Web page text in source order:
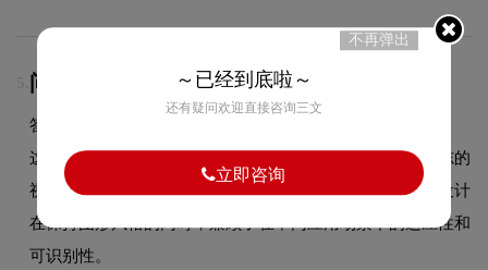
5. 问：LOGOLOGO有什么独特之处？
答：LOGO品牌标志的最大特色在于boree宝人的设计运用，
这一视觉元素与品牌商标设计属性紧密结合，既增强了标志的
视觉冲击力和记忆度，也使品牌形象更加鲜明突出。整体设计
在保持图形风格的同时，兼顾了在不同应用场景下的适应性和
可识别性。
不再弹出
～已经到底啦～
还有疑问欢迎直接咨询三文
立即咨询